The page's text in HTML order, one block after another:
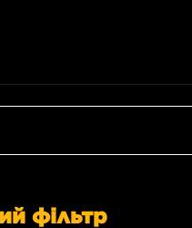
фільтр